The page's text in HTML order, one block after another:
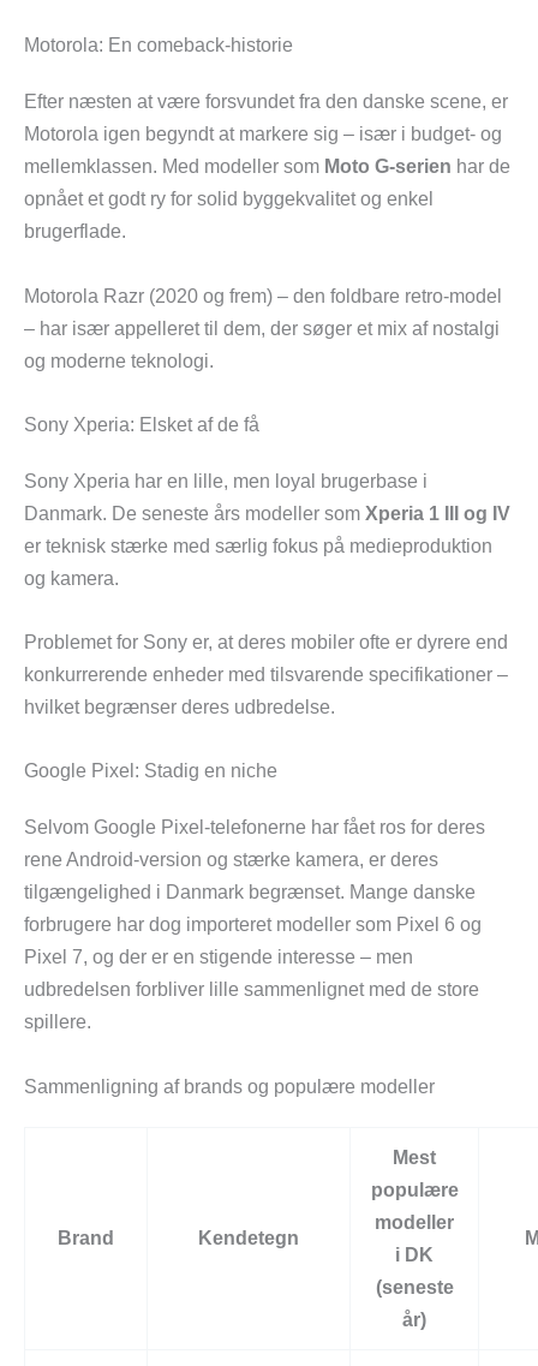
Motorola: En comeback-historie
Efter næsten at være forsvundet fra den danske scene, er
Motorola igen begyndt at markere sig – især i budget- og
mellemklassen. Med modeller som Moto G-serien har de
opnået et godt ry for solid byggekvalitet og enkel
brugerflade.
Motorola Razr (2020 og frem) – den foldbare retro-model
– har især appelleret til dem, der søger et mix af nostalgi
og moderne teknologi.
Sony Xperia: Elsket af de få
Sony Xperia har en lille, men loyal brugerbase i
Danmark. De seneste års modeller som Xperia 1 III og IV
er teknisk stærke med særlig fokus på medieproduktion
og kamera.
Problemet for Sony er, at deres mobiler ofte er dyrere end
konkurrerende enheder med tilsvarende specifikationer –
hvilket begrænser deres udbredelse.
Google Pixel: Stadig en niche
Selvom Google Pixel-telefonerne har fået ros for deres
rene Android-version og stærke kamera, er deres
tilgængelighed i Danmark begrænset. Mange danske
forbrugere har dog importeret modeller som Pixel 6 og
Pixel 7, og der er en stigende interesse – men
udbredelsen forbliver lille sammenlignet med de store
spillere.
Sammenligning af brands og populære modeller
Brand Kendetegn
Mest
populære
modeller
i DK
(seneste
år)